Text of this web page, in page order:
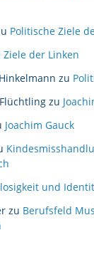
Politische Ziele
Ziele der Linken
zu
zu
Joachim Gauck
und
zu Berufsfeld